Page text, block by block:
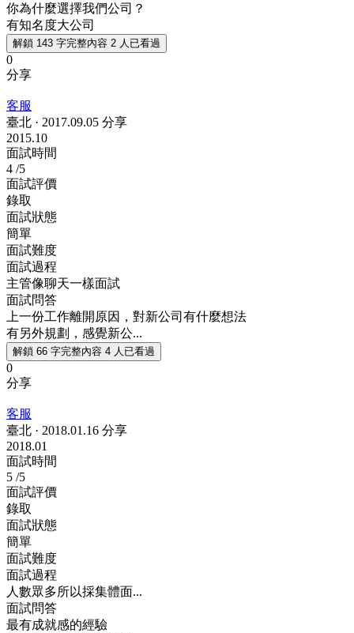
你為什麼選擇我們公司？
有知名度大公司
解鎖 143 字完整內容 2 人已看過
0
分享
客服
臺北 · 2017.09.05 分享
2015.10
面試時間
4 /5
面試評價
錄取
面試狀態
簡單
面試難度
面試過程
主管像聊天一樣面試
面試問答
上一份工作離開原因，對新公司有什麼想法
有另外規劃，感覺新公...
解鎖 66 字完整內容 4 人已看過
0
分享
客服
臺北 · 2018.01.16 分享
2018.01
面試時間
5 /5
面試評價
錄取
面試狀態
簡單
面試難度
面試過程
人數眾多所以採集體面...
面試問答
最有成就感的經驗